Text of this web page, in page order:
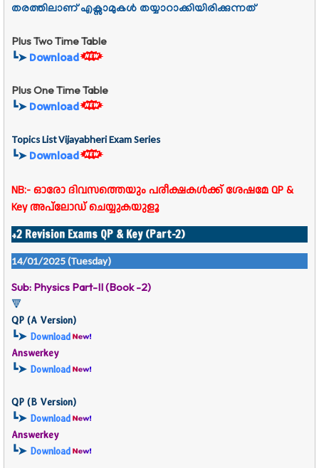
തരത്തിലാണ് എക്സാമുകൾ തയ്യാറാക്കിയിരിക്കുന്നത്
Plus Two Time Table
┗➤ Download
Plus One Time Table
┗➤ Download
Topics List Vijayabheri Exam Series
┗➤ Download
NB:- ഓരോ ദിവസത്തെയും പരീക്ഷകൾക്ക് ശേഷമേ QP &
Key അപ്‌ലോഡ് ചെയ്യുകയുളൂ
+2 Revision Exams QP & Key (Part-2)
14/01/2025 (Tuesday)
Sub: Physics Part-II (Book -2)
🔻
QP (A Version)
┗➤ Download
Answerkey
┗➤ Download
QP (B Version)
┗➤ Download
Answerkey
┗➤ Download